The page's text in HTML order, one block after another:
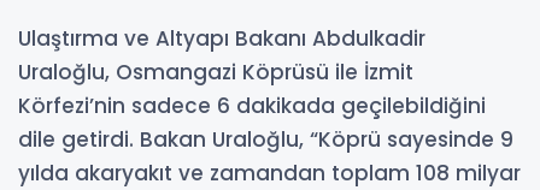
Ulaştırma ve Altyapı Bakanı Abdulkadir
Uraloğlu, Osmangazi Köprüsü ile İzmit
Körfezi’nin sadece 6 dakikada geçilebildiğini
dile getirdi. Bakan Uraloğlu, “Köprü sayesinde 9
yılda akaryakıt ve zamandan toplam 108 milyar